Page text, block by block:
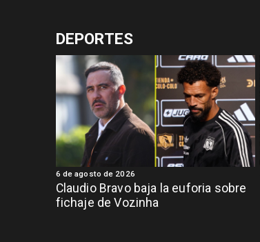
DEPORTES
Claudio Bravo baja la euforia sobre
fichaje de Vozinha
6 de agosto de 2026